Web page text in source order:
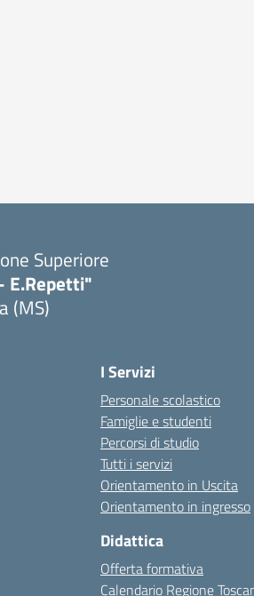
Superiore
E.Repetti"
(MS)
I Servizi
Personale scolastico
Famiglie e studenti
Percorsi di studio
Tutti i servizi
Orientamento in Uscita
Orientamento in ingresso
Didattica
Offerta formativa
Calendario Regione